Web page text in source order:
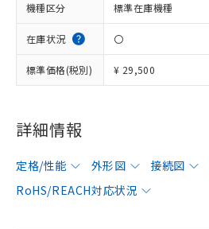
機種区分 標準在庫機種
在庫状況 〇
標準価格(税別) ¥ 29,500
詳細情報
定格/性能 外形図 接続図
RoHS/REACH対応状況